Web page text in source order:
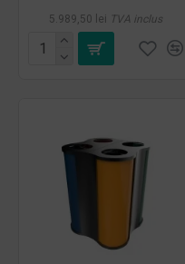
5.989,50 lei TVA inclus